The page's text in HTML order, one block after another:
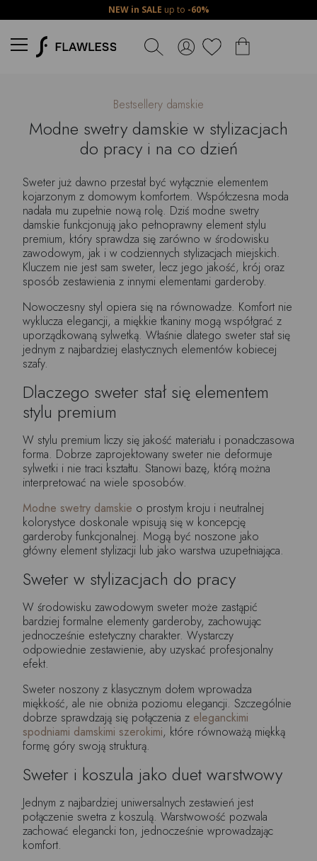
NEW in SALE up to -60%
Bestsellery damskie
Modne swetry damskie w stylizacjach
do pracy i na co dzień
Sweter już dawno przestał być wyłącznie elementem
kojarzonym z domowym komfortem. Współczesna moda
nadała mu zupełnie nową rolę. Dziś modne swetry
damskie funkcjonują jako pełnoprawny element stylu
premium, który sprawdza się zarówno w środowisku
zawodowym, jak i w codziennych stylizacjach miejskich.
Kluczem nie jest sam sweter, lecz jego jakość, krój oraz
sposób zestawienia z innymi elementami garderoby.
Nowoczesny styl opiera się na równowadze. Komfort nie
wyklucza elegancji, a miękkie tkaniny mogą współgrać z
uporządkowaną sylwetką. Właśnie dlatego sweter stał się
jednym z najbardziej elastycznych elementów kobiecej
szafy.
Dlaczego sweter stał się elementem
stylu premium
W stylu premium liczy się jakość materiału i ponadczasowa
forma. Dobrze zaprojektowany sweter nie deformuje
sylwetki i nie traci kształtu. Stanowi bazę, którą można
interpretować na wiele sposobów.
Modne swetry damskie o prostym kroju i neutralnej
kolorystyce doskonale wpisują się w koncepcję
garderoby funkcjonalnej. Mogą być noszone jako
główny element stylizacji lub jako warstwa uzupełniająca.
Sweter w stylizacjach do pracy
W środowisku zawodowym sweter może zastąpić
bardziej formalne elementy garderoby, zachowując
jednocześnie estetyczny charakter. Wystarczy
odpowiednie zestawienie, aby uzyskać profesjonalny
efekt.
Sweter noszony z klasycznym dołem wprowadza
miękkość, ale nie obniża poziomu elegancji. Szczególnie
dobrze sprawdzają się połączenia z eleganckimi
spodniami damskimi szerokimi, które równoważą miękką
formę góry swoją strukturą.
Sweter i koszula jako duet warstwowy
Jednym z najbardziej uniwersalnych zestawień jest
połączenie swetra z koszulą. Warstwowość pozwala
zachować elegancki ton, jednocześnie wprowadzając
komfort.